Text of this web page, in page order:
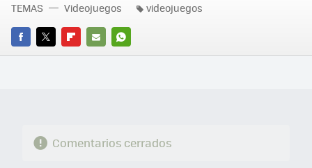
FACEBOOK
TWITTERFLIPBOARD
E-
WHATSAPP
TEMAS Videojuegos videojuegos
Comentarios cerrados